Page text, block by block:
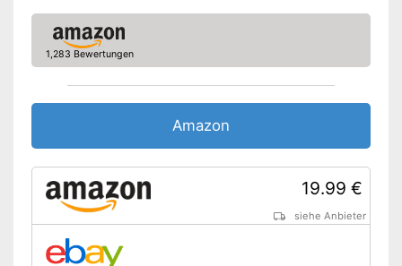
Vorteile
und ausgeschaltet werden
geliefert
siehe Anbieter
1,283 Bewertungen
Amazon
19.99 €
siehe Anbieter